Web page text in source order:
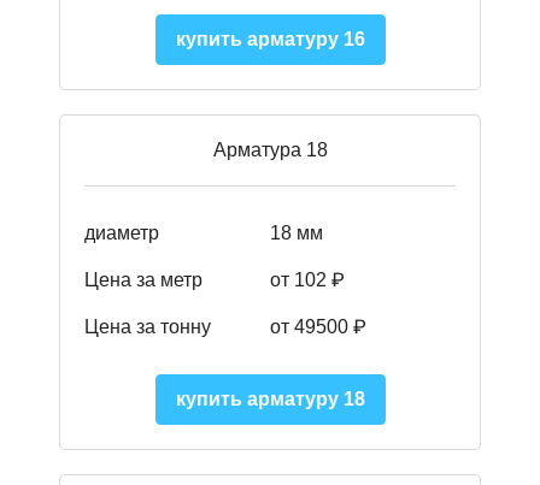
купить арматуру 16
Арматура 18
диаметр 18 мм
Цена за метр от 102 ₽
Цена за тонну от 49500 ₽
купить арматуру 18